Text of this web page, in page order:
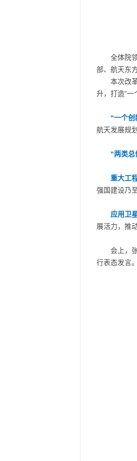
全体院
部、航天东
本次改
升，打造“一
“一个创
航天发展规
“两类总
重大工
强国建设乃
应用卫
展活力，推
会上，
行表态发言。